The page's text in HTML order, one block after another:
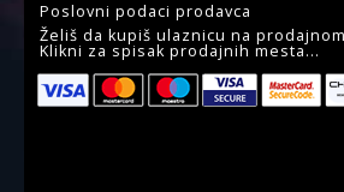
Poslovni podaci prodavca
Želiš da kupiš ulaznicu na
Klikni za spisak prodajnih mesta...